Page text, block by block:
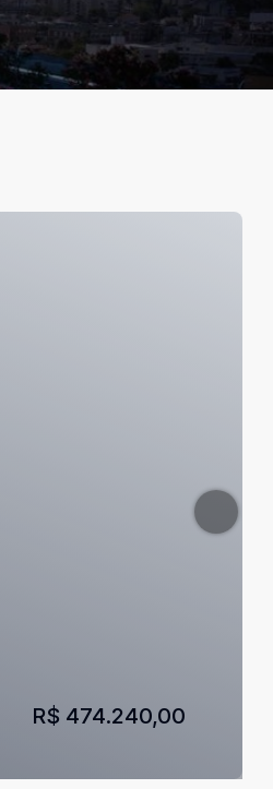
R$ 474.240,00